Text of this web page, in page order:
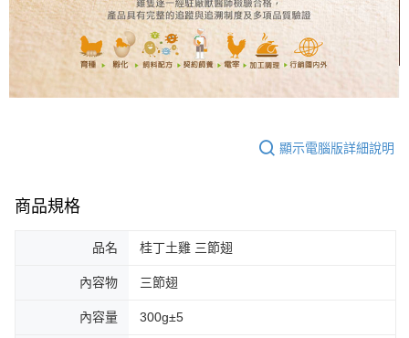
顯示電腦版詳細說明
商品規格
品名 桂丁土雞 三節翅
內容物 三節翅
內容量 300g±5